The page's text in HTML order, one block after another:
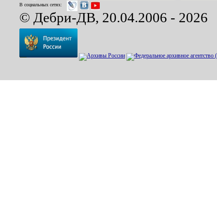
В социальных сетях:
© Дебри-ДВ, 20.04.2006 - 2026